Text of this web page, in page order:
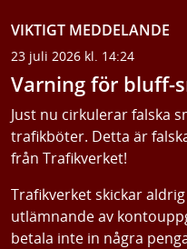
VIKTIGT MEDDELANDE
23 juli 2026 kl. 14:24
Varning för bluff-
Just nu cirkulerar falska
trafikböter. Detta är
från Trafikverket!
Trafikverket skickar
utlämnande av
betala inte in några